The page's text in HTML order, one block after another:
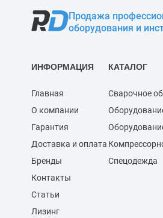
Продажа
оборудования и
КАТАЛОГ
Сварочное
Спецодежда
ИНФОРМАЦИЯ
Главная
О компании
Гарантия
Доставка и оплата
Бренды
Контакты
Статьи
Лизинг